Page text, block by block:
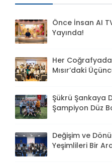
Önce İnsan AI
Yayında!
Her
Mısır’daki
Şükrü Şankaya
Şampiyon Düz
Değişim ve
Yeşimlileri Bir